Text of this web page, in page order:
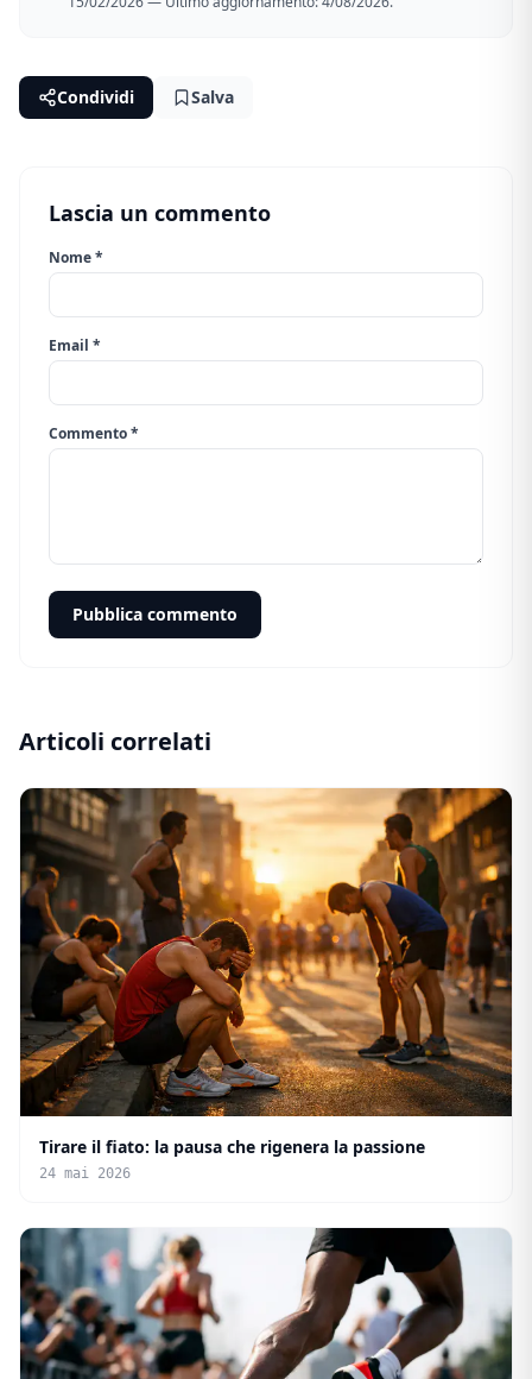
Condividi Salva
Lascia un commento
Nome *
Email *
Commento *
Pubblica commento
Articoli correlati
Tirare il fiato: la pausa che rigenera la passione
24 mai 2026